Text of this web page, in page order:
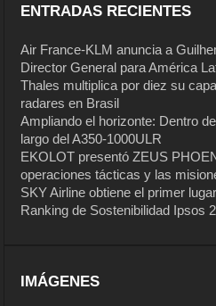
ENTRADAS RECIENTES
Air France-KLM anuncia a
Director General para América
Thales multiplica por diez su
radares en Brasil
Ampliando el horizonte: Dentro
largo del A350-1000ULR
EKOLOT presentó ZEUS
operaciones tácticas y las
SKY Airline obtiene el primer
Ranking de Sostenibilidad Ipsos
IMÁGENES